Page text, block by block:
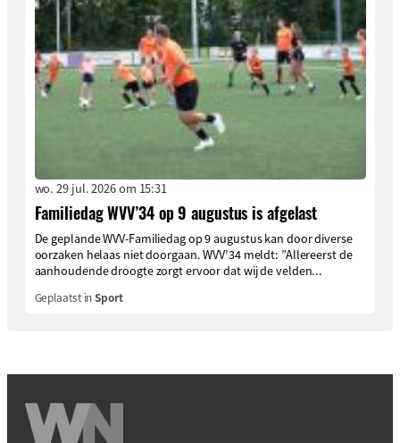
wo. 29 jul. 2026 om 15:31
Familiedag WVV’34 op 9 augustus is afgelast
De geplande WVV-Familiedag op 9 augustus kan door diverse
oorzaken helaas niet doorgaan. WVV’34 meldt: ”Allereerst de
aanhoudende droogte zorgt ervoor dat wij de velden...
Geplaatst inSport